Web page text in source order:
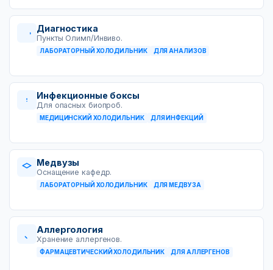
Диагностика
Пункты Олимп/Инвиво.
ЛАБОРАТОРНЫЙ ХОЛОДИЛЬНИК ДЛЯ АНАЛИЗОВ
Инфекционные боксы
Для опасных биопроб.
МЕДИЦИНСКИЙ ХОЛОДИЛЬНИК ДЛЯ ИНФЕКЦИЙ
Медвузы
Оснащение кафедр.
ЛАБОРАТОРНЫЙ ХОЛОДИЛЬНИК ДЛЯ МЕДВУЗА
Аллергология
Хранение аллергенов.
ФАРМАЦЕВТИЧЕСКИЙ ХОЛОДИЛЬНИК ДЛЯ АЛЛЕРГЕНОВ